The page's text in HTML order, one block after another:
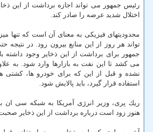
رئیس جمهور می تواند اجازه برداشت از این
اختلال شدید عرضه را صادر كند.
محدودیتهای فیزیكی به معنای آن است كه تنها
تواند هر روز از این منابع بیرون رود. در نتیجه
جمهور برای برداشت از این ذخایر وجود داشته
می كشد تا این نفت به بازارها وارد شود. به
نشده و قبل از این كه برای خودرو ها، كشتی ها
استفاده قرار گیرد، باید پالایش شود.
ریك پری، وزیر انرژی آمریكا به شبكه سی
هنوز زود است درباره برداشت از این ذخایر